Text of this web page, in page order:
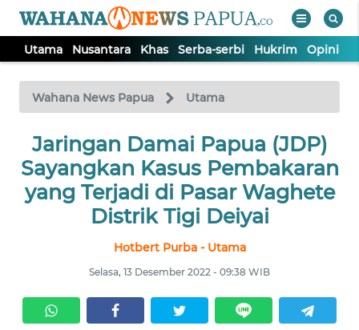
Utama Nusantara Khas Serba-serbi Hukrim Opini
Wahana News Papua Utama
Jaringan Damai Papua (JDP)
Sayangkan Kasus Pembakaran
yang Terjadi di Pasar Waghete
Distrik Tigi Deiyai
Hotbert Purba - Utama
Selasa, 13 Desember 2022 - 09:38 WIB
TV
Tutup
UTAMA
NUSANTARA
SERBI